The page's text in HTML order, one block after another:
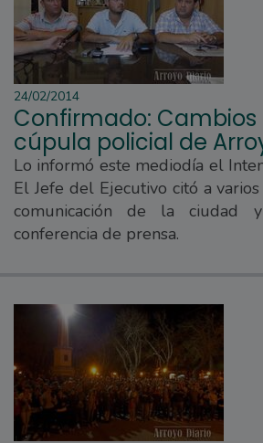
24/02/2014
Confirmado: Cambios
cúpula policial de
Lo informó este mediodía el
El Jefe del Ejecutivo citó a
comunicación de la ciudad
conferencia de prensa.